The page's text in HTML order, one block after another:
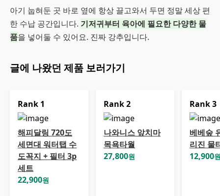
아기 눕혀둔 곳 바로 옆에 항상 끌고와서 두면 정말 세상 편
한 수납 공간입니다. 기저귀부터 육아에 필요한 다양한 물
품을 넣어둘 수 있어요. 진짜 강추입니다.
글에 나왔던 제품 보러가기
Rank 1
해피달링 720도
세면대 워터탭 수
도꼭지 + 필터 3p
세트
22,900원
Rank2
나와니스 앞치마
목욕타월
27,800원
Rank3
베베숲
리진 물
12,900